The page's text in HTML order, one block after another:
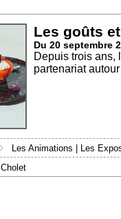
Les goûts
Du 20 septembre
Depuis trois ans,
partenariat
Les Animations Les
Cholet